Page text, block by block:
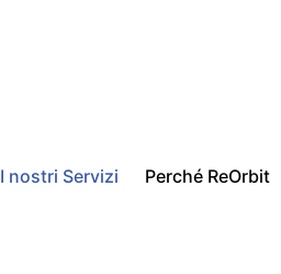
I nostri Servizi Perché ReOrbit